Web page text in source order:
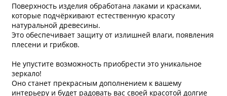
Поверхность изделия обработана лаками и красками,
которые подчёркивают естественную красоту
натуральной древесины.
Это обеспечивает защиту от излишней влаги, появления
плесени и грибков.
Не упустите возможность приобрести это уникальное
зеркало!
Оно станет прекрасным дополнением к вашему
интерьеру и будет радовать вас своей красотой долгие